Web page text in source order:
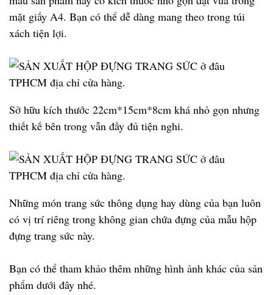
mặt giấy A4. Bạn có thể dễ dàng mang theo trong túi
xách tiện lợi.
Sở hữu kích thước 22cm*15cm*8cm khá nhỏ gọn nhưng
thiết kế bên trong vẫn đầy đủ tiện nghi.
Những món trang sức thông dụng hay dùng của bạn luôn
có vị trí riêng trong không gian chứa đựng của mẫu hộp
đựng trang sức này.
Bạn có thể tham khảo thêm những hình ảnh khác của sản
phẩm dưới đây nhé.